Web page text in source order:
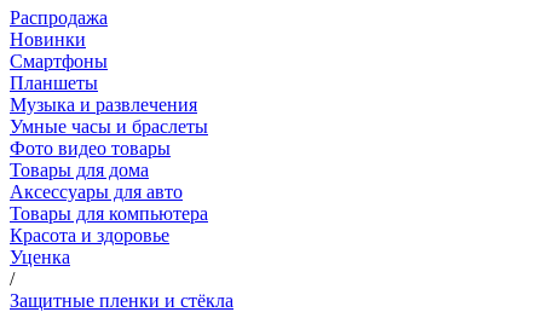
Распродажа
Новинки
Смартфоны
Планшеты
Музыка и развлечения
Умные часы и браслеты
Фото видео товары
Товары для дома
Аксессуары для авто
Товары для компьютера
Красота и здоровье
Уценка
/
Защитные пленки и стёкла